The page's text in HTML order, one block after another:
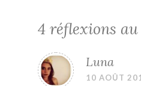
4 réflexions
Luna
10 AOÛT